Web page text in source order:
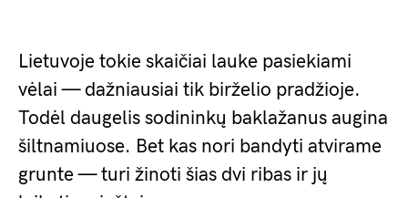
Lietuvoje tokie skaičiai lauke pasiekiami
vėlai — dažniausiai tik birželio pradžioje.
Todėl daugelis sodininkų baklažanus augina
šiltnamiuose. Bet kas nori bandyti atvirame
grunte — turi žinoti šias dvi ribas ir jų